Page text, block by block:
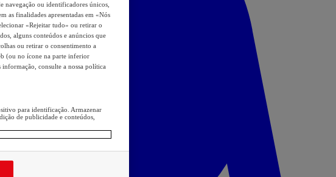
navegação ou identificadores únicos,
as finalidades apresentadas em «Nós
«Rejeitar tudo» ou retirar o
alguns conteúdos e anúncios que
ou retirar o consentimento a
(ou no ícone na parte inferior
informação, consulte a nossa política
para identificação. Armazenar
de publicidade e conteúdos,